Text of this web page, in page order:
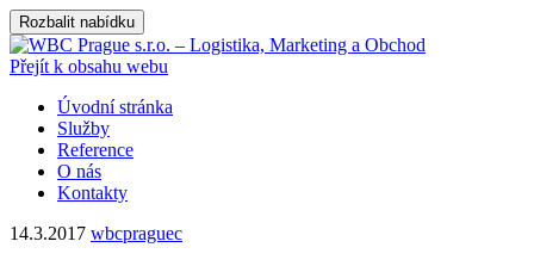
Rozbalit nabídku
Přejít k obsahu webu
Úvodní stránka
Služby
Reference
O nás
Kontakty
14.3.2017 wbcpraguec